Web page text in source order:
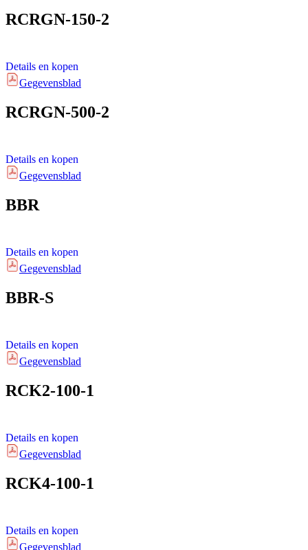
RCRGN-150-2
Details en kopen
Gegevensblad
RCRGN-500-2
Details en kopen
Gegevensblad
BBR
Details en kopen
Gegevensblad
BBR-S
Details en kopen
Gegevensblad
RCK2-100-1
Details en kopen
Gegevensblad
RCK4-100-1
Details en kopen
Gegevensblad